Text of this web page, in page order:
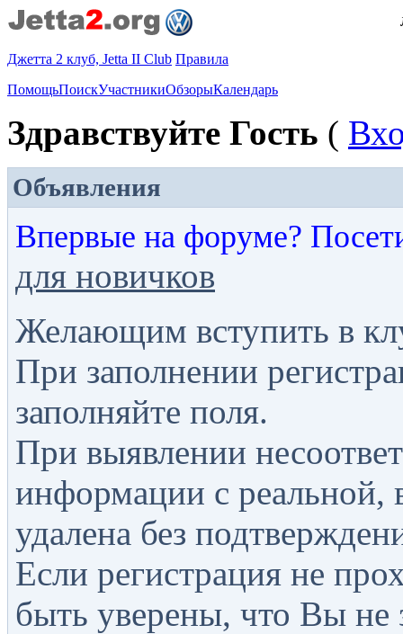
Джетта 2 клуб, Jetta II Club Правила
ПомощьПоискУчастникиОбзорыКалендарь
Здравствуйте Гость (
Объявления
Впервые на форуме?
для новичков
Желающим вступить в
При заполнении
заполняйте поля.
При выявлении
информации с реальной,
удалена без
Если регистрация не
быть уверены, что Вы не